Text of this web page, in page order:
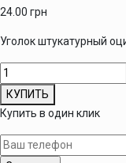
24.00 грн
Уголок штукатурный
Количество
товара
Угол
штукатурный
2,5м
КУПИТЬ
Купить в один клик